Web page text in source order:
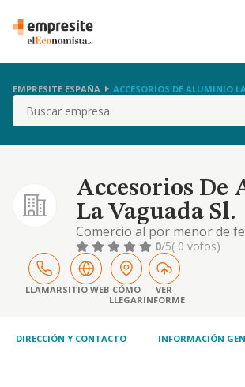
EMPRESITE ESPAÑA ACCESORIOS DE ALUMINIO
Buscar
Accesorios De
La Vaguada Sl.
Comercio al por menor de
y vidrio en establecimientos
0/5( 0 votos)
LLAMARSITIO WEB CÓMO
LLEGAR
VER
INFORME
DIRECCIÓN Y CONTACTO INFORMACIÓN